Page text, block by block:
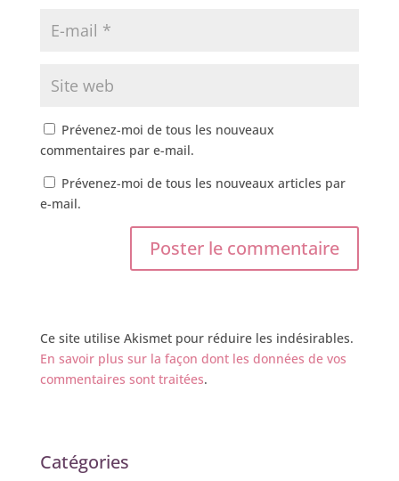
Prévenez-moi de tous les nouveaux
commentaires par e-mail.
Prévenez-moi de tous les nouveaux articles par
e-mail.
Ce site utilise Akismet pour réduire les indésirables.
En savoir plus sur la façon dont les données de vos
commentaires sont traitées.
Catégories